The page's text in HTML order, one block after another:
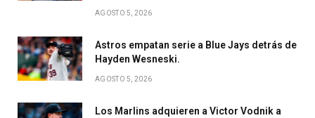
AGOSTO 5, 2026
Astros empatan serie a Blue Jays detrás de
Hayden Wesneski.
AGOSTO 5, 2026
Los Marlins adquieren a Victor Vodnik a